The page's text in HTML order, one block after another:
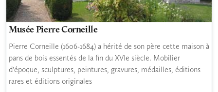
Musée Pierre Corneille
Pierre Corneille (1606-1684) a hérité de son père cette maison à
pans de bois essentés de la fin du XVIe siècle. Mobilier
d'époque, sculptures, peintures, gravures, médailles, éditions
rares et éditions originales